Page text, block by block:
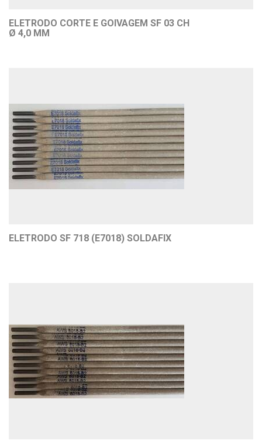
ELETRODO CORTE E GOIVAGEM SF 03 CH
Ø 4,0 MM
ELETRODO SF 718 (E7018) SOLDAFIX